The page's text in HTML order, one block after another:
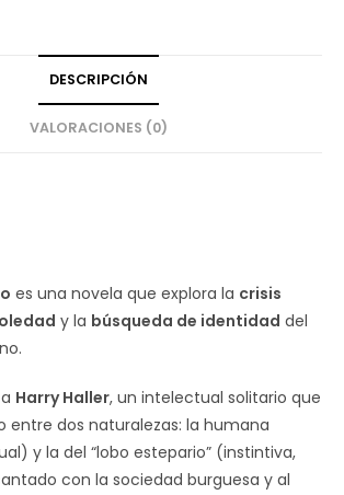
DESCRIPCIÓN
VALORACIONES (0)
es una novela que explora la crisis
y la búsqueda de identidad del
Harry Haller, un intelectual solitario que
entre dos naturalezas: la humana
y la del “lobo estepario” (instintiva,
con la sociedad burguesa y al